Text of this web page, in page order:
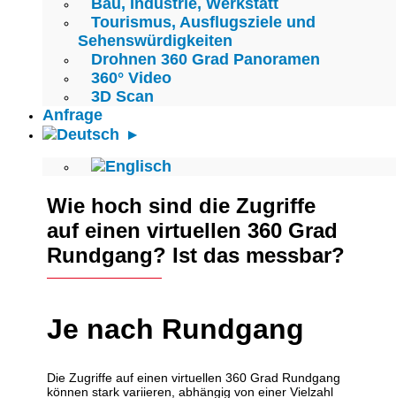
Bau, Industrie, Werkstatt
Tourismus, Ausflugsziele und
Sehenswürdigkeiten
Drohnen 360 Grad Panoramen
360° Video
3D Scan
Anfrage
Wie hoch sind die Zugriffe
auf einen virtuellen 360 Grad
Rundgang? Ist das messbar?
Je nach Rundgang
Die Zugriffe auf einen virtuellen 360 Grad Rundgang
können stark variieren, abhängig von einer Vielzahl